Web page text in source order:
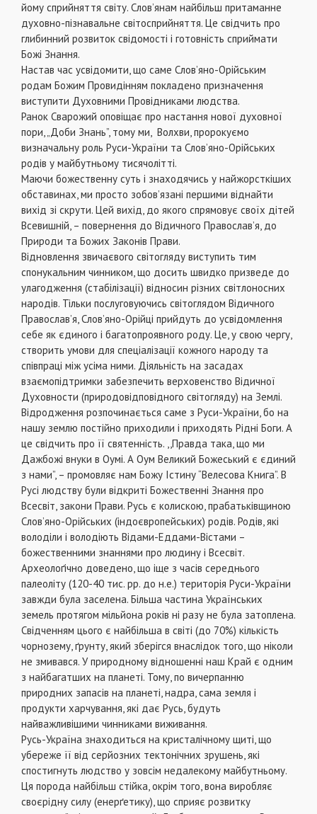
йому сприйняття світу. Слов’янам найбільш притаманне
духовно-пізнавальне світосприйняття. Це свідчить про
глибинний розвиток свідомості і готовність сприймати
Божі Знання.
Настав час усвідомити, що саме Слов’яно-Орійським
родам Божим Провидінням покладено призначення
виступити Духовними Провідниками людства.
Ранок Сварожий оповіщає про настання нової духовної
пори, „Доби Знань”, тому ми, Волхви, пророкуємо
визначальну роль Руси-України та Слов’яно-Орійських
родів у майбутньому тисячолітті.
Маючи божественну суть і знаходячись у найжорсткіших
обставинах, ми просто зобов’язані першими віднайти
вихід зі скрути. Цей вихід, до якого спрямовує своїх дітей
Всевишній, – повернення до Відичного Православ’я, до
Природи та Божих Законів Прави.
Відновлення звичаєвого світогляду виступить тим
спонукальним чинником, що досить швидко призведе до
улагодження (стабілізації) відносин різних світлоносних
народів. Тільки послуговуючись світоглядом Відичного
Православ’я, Слов’яно-Орійці прийдуть до усвідомлення
себе як єдиного і багатопроявного роду. Це, у свою чергу,
створить умови для спеціалізації кожного народу та
співпраці між усіма ними. Діяльність на засадах
взаємопідтримки забезпечить верховенство Відичної
Духовности (природовідповідного світогляду) на Землі.
Відродження розпочинається саме з Руси-України, бо на
нашу землю постійно приходили і приходять Рідні Боги. А
це свідчить про її святенність. ,,Правда така, що ми
Дажбожі внуки в Оумі. А Оум Великий Божеський є єдиний
з нами”, – промовляє нам Божу Істину “Велесова Книга”. В
Русі людству були відкриті Божественні Знання про
Всесвіт, закони Прави. Русь є колискою, прабатьківщиною
Слов’яно-Орійських (індоєвропейських) родів. Родів, які
володіли і володіють Відами-Еддами-Вістами –
божественними знаннями про людину і Всесвіт.
Археолоґічно доведено, що іще з часів середнього
палеоліту (120-40 тис. рр. до н.е.) територія Руси-України
завжди була заселена. Більша частина Українських
земель протягом мільйона років ні разу не була затоплена.
Свідченням цього є найбільша в світі (до 70%) кількість
чорнозему, ґрунту, який зберігся внаслідок того, що ніколи
не змивався. У природному відношенні наш Край є одним
з найбагатших на планеті. Тому, по вичерпанню
природних запасів на планеті, надра, сама земля і
продукти харчування, які дає Русь, будуть
найважливішими чинниками виживання.
Русь-Україна знаходиться на кристалічному щиті, що
убереже її від серйозних тектонічних зрушень, які
спостигнуть людство у зовсім недалекому майбутньому.
Ця порода найбільш стійка, окрім того, вона виробляє
своєрідну силу (енерґетику), що сприяє розвитку